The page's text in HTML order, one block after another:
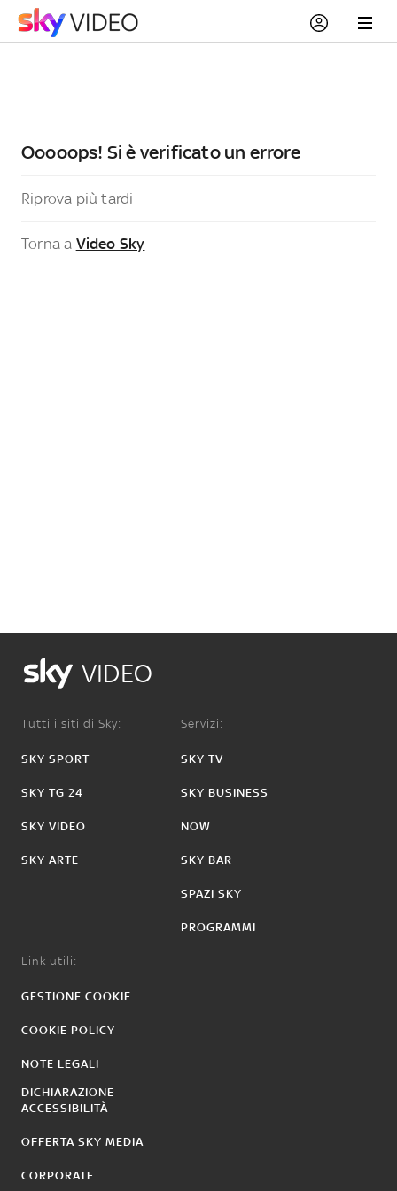
Ooooops! Si è verificato un errore
Riprova più tardi
Torna a Video Sky
VIDEO
Tutti i siti di Sky:
SKY SPORT
SKY TG 24
SKY VIDEO
SKY ARTE
Servizi:
SKY TV
SKY BUSINESS
NOW
SKY BAR
SPAZI SKY
PROGRAMMI
Link utili:
GESTIONE COOKIE
COOKIE POLICY
NOTE LEGALI
DICHIARAZIONE
ACCESSIBILITÀ
OFFERTA SKY MEDIA
CORPORATE